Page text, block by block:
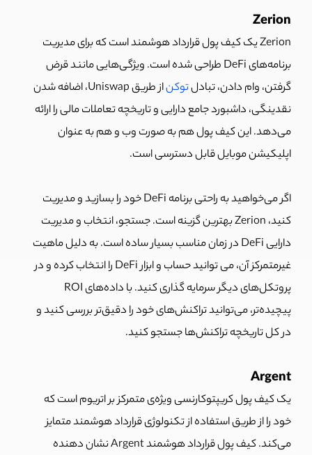
Zerion
Zerion یک کیف پول قرارداد هوشمند است که برای مدیریت
برنامه‌های DeFi طراحی شده است. ویژگی‌هایی مانند قرض
گرفتن، وام دادن، تبادلتوکن
از طریق Uniswap، اضافه شدن
نقدینگی، داشبورد جامع دارایی و تاریخچه تعاملات مالی را ارائه
می‌دهد. این کیف پول هم به صورت وب و هم به عنوان
اپلیکیشن موبایل قابل دسترسی است.
اگر می‌خواهید به راحتی برنامه DeFi خود را بسازید و مدیریت
کنید، Zerion بهترین گزینه است. جستجو، انتخاب و مدیریت
دارایی DeFi در زمان مناسب بسیار ساده است. به دلیل ماهیت
غیرمتمرکز آن، می توانید حساب و ابزار DeFi را انتخاب کرده و در
پروتکل‌های دیگر سرمایه گذاری کنید. با داده‌های ROI
پیچیده‌تر، می‌توانید تراکنش‌های خود را دقیق‌تر بررسی کنید و
در کل تاریخچه تراکنش‌ها جستجو کنید.
Argent
یک کیف پول کریپتوکارنسی ویژه‌ی متمرکز بر اتریوم است که
خود را از طریق استفاده از تکنولوژی قرارداد هوشمند متمایز
می‌کند. کیف پول قرارداد هوشمند Argent نشان دهنده